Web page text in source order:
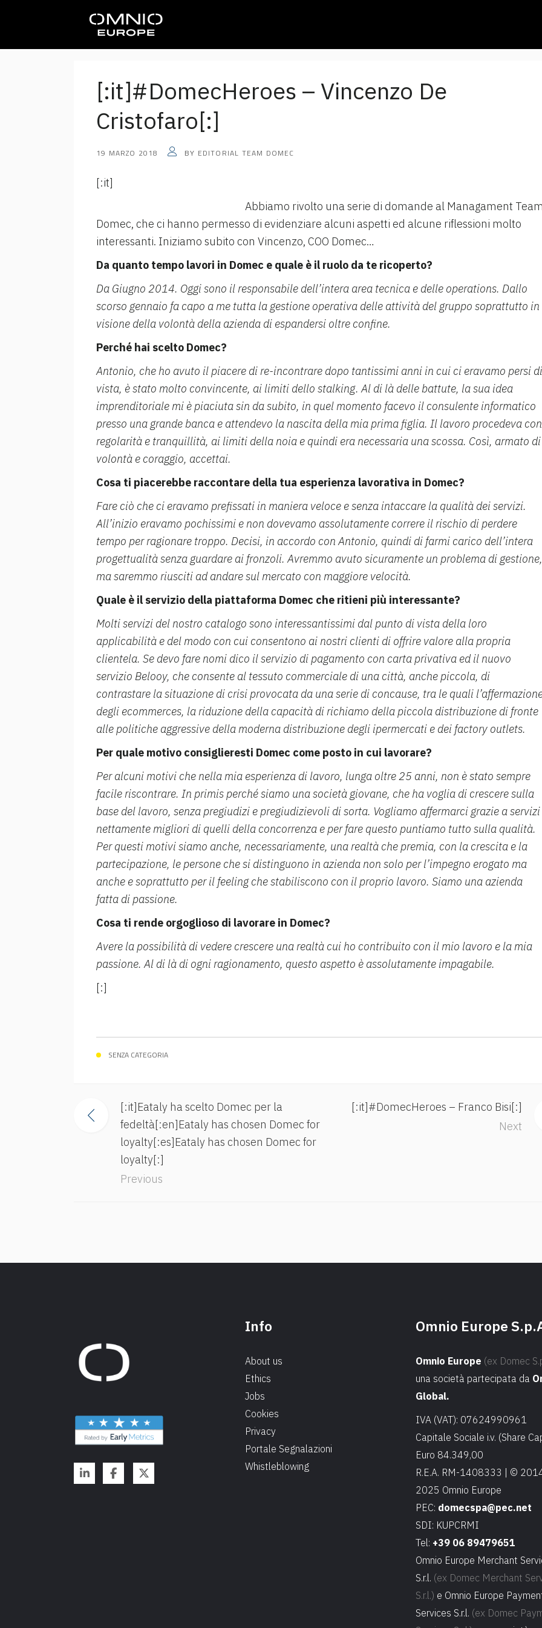
[:it]#DomecHeroes – Vincenzo De
Cristofaro[:]
19 MARZO 2018 BY EDITORIAL TEAM DOMEC
[:it]
Abbiamo rivolto una serie di domande al Managament
Domec, che ci hanno permesso di evidenziare alcuni aspetti ed alcune riflessioni molto
interessanti. Iniziamo subito con Vincenzo, COO Domec…
Da quanto tempo lavori in Domec e quale è il ruolo da te ricoperto?
Da Giugno 2014. Oggi sono il responsabile dell’intera area tecnica e delle operations. Dallo
scorso gennaio fa capo a me tutta la gestione operativa delle attività del gruppo soprattutto in
visione della volontà della azienda di espandersi oltre confine.
Perché hai scelto Domec?
Antonio, che ho avuto il piacere di re-incontrare dopo tantissimi anni in cui ci eravamo persi di
vista, è stato molto convincente, ai limiti dello stalking. Al di là delle battute, la sua idea
imprenditoriale mi è piaciuta sin da subito, in quel momento facevo il consulente informatico
presso una grande banca e attendevo la nascita della mia prima figlia. Il lavoro procedeva con
regolarità e tranquillità, ai limiti della noia e quindi era necessaria una scossa. Così, armato di
volontà e coraggio, accettai.
Cosa ti piacerebbe raccontare della tua esperienza lavorativa in Domec?
Fare ciò che ci eravamo prefissati in maniera veloce e senza intaccare la qualità dei servizi.
All’inizio eravamo pochissimi e non dovevamo assolutamente correre il rischio di perdere
tempo per ragionare troppo. Decisi, in accordo con Antonio, quindi di farmi carico dell’intera
progettualità senza guardare ai fronzoli. Avremmo avuto sicuramente un problema di gestione,
ma saremmo riusciti ad andare sul mercato con maggiore velocità.
Quale è il servizio della piattaforma Domec che ritieni più interessante?
Molti servizi del nostro catalogo sono interessantissimi dal punto di vista della loro
applicabilità e del modo con cui consentono ai nostri clienti di offrire valore alla propria
clientela. Se devo fare nomi dico il servizio di pagamento con carta privativa ed il nuovo
servizio Belooy, che consente al tessuto commerciale di una città, anche piccola, di
contrastare la situazione di crisi provocata da una serie di concause, tra le quali
degli ecommerces, la riduzione della capacità di richiamo della piccola distribuzione di fronte
alle politiche aggressive della moderna distribuzione degli ipermercati e dei factory outlets.
Per quale motivo consiglieresti Domec come posto in cui lavorare?
Per alcuni motivi che nella mia esperienza di lavoro, lunga oltre 25 anni, non è stato sempre
facile riscontrare. In primis perché siamo una società giovane, che ha voglia di crescere sulla
base del lavoro, senza pregiudizi e pregiudizievoli di sorta. Vogliamo affermarci grazie a servizi
nettamente migliori di quelli della concorrenza e per fare questo puntiamo tutto sulla qualità.
Per questi motivi siamo anche, necessariamente, una realtà che premia, con la crescita e la
partecipazione, le persone che si distinguono in azienda non solo per l’impegno erogato ma
anche e soprattutto per il feeling che stabiliscono con il proprio lavoro. Siamo una azienda
fatta di passione.
Cosa ti rende orgoglioso di lavorare in Domec?
Avere la possibilità di vedere crescere una realtà cui ho contribuito con il mio lavoro e la mia
passione. Al di là di ogni ragionamento, questo aspetto è assolutamente impagabile.
[:]
SENZA CATEGORIA
[:it]Eataly ha scelto Domec per la
fedeltà[:en]Eataly has chosen Domec for
loyalty[:es]Eataly has chosen Domec for
loyalty[:]
Previous
[:it]#DomecHeroes – Franco Bisi[:]
Next
Info
About us
Ethics
Jobs
Cookies
Privacy
Portale Segnalazioni
Whistleblowing
Omnio Europe
Omnio Europe (ex Domec
una società partecipata da
Global.
IVA (VAT): 07624990961
Capitale Sociale i.v. (Share
Euro 84.349,00
R.E.A. RM-1408333 | ©
2025 Omnio Europe
PEC: domecspa@pec.net
SDI: KUPCRMI
Tel: +39 06 89479651
Omnio Europe Merchant
S.r.l. (ex Domec Merchant
S.r.l.) e Omnio Europe
Services S.r.l. (ex Domec